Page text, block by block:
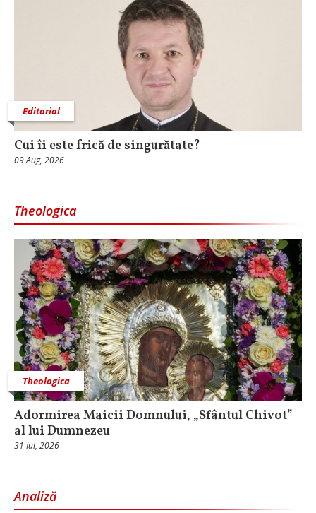
Editorial
Cui îi este frică de singurătate?
09 Aug, 2026
Theologica
Theologica
Adormirea Maicii Domnului, „Sfântul Chivot”
al lui Dumnezeu
31 Iul, 2026
Analiză